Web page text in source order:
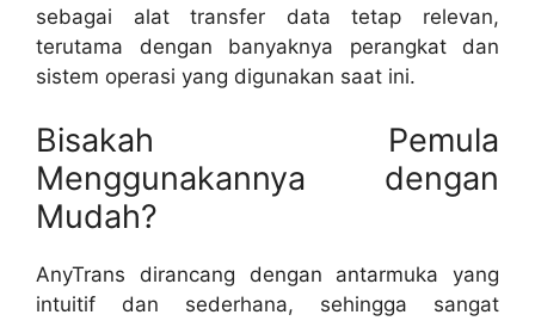
sebagai alat transfer data tetap relevan,
terutama dengan banyaknya perangkat dan
sistem operasi yang digunakan saat ini.
Bisakah Pemula
Menggunakannya dengan
Mudah?
AnyTrans dirancang dengan antarmuka yang
intuitif dan sederhana, sehingga sangat